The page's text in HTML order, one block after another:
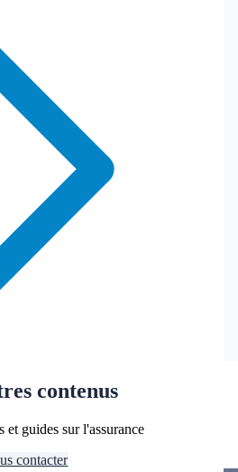
contenus
et guides sur l'assurance
contacter